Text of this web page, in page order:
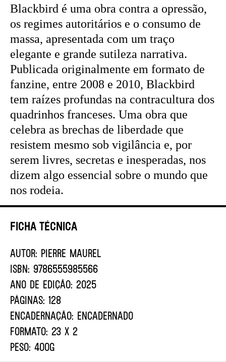
Ficha Técnica
AUTOR: Pierre Maurel
ISBN: 9786555985566
ANO DE EDIÇÃO: 2025
PÁGINAS: 128
ENCADERNAÇÃO: ENCADERNADO
FORMATO: 23 X 2
PESO: 400G
Blackbird é uma obra contra a opressão,
os regimes autoritários e o consumo de
massa, apresentada com um traço
elegante e grande sutileza narrativa.
Publicada originalmente em formato de
fanzine, entre 2008 e 2010, Blackbird
tem raízes profundas na contracultura dos
quadrinhos franceses. Uma obra que
celebra as brechas de liberdade que
resistem mesmo sob vigilância e, por
serem livres, secretas e inesperadas, nos
dizem algo essencial sobre o mundo que
nos rodeia.